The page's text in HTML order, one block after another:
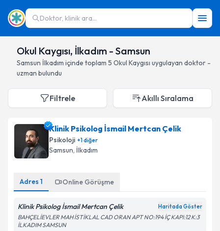
Doktor, klinik ara...
Okul Kaygısı, İlkadım - Samsun
Samsun İlkadım içinde toplam 5 Okul Kaygısı uygulayan doktor -
uzman bulundu
Filtrele Akıllı Sıralama
Klinik Psikolog İsmail Mertcan Çelik
Psikoloji +1diğer
Samsun, İlkadım
Adres 1 Online Görüşme
Klinik Psikolog İsmail Mertcan Çelik Haritada Göster
BAHÇELİEVLER MAH İSTİKLAL CAD ORAN APT NO:194 İÇ KAPI:12 K:3
İLKADIM SAMSUN